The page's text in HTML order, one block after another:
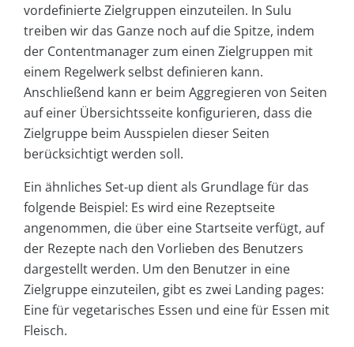
vordefinierte Zielgruppen einzuteilen. In Sulu
treiben wir das Ganze noch auf die Spitze, indem
der Contentmanager zum einen Zielgruppen mit
einem Regelwerk selbst definieren kann.
Anschließend kann er beim Aggregieren von Seiten
auf einer Übersichtsseite konfigurieren, dass die
Zielgruppe beim Ausspielen dieser Seiten
berücksichtigt werden soll.
Ein ähnliches Set-up dient als Grundlage für das
folgende Beispiel: Es wird eine Rezeptseite
angenommen, die über eine Startseite verfügt, auf
der Rezepte nach den Vorlieben des Benutzers
dargestellt werden. Um den Benutzer in eine
Zielgruppe einzuteilen, gibt es zwei Landing pages:
Eine für vegetarisches Essen und eine für Essen mit
Fleisch.